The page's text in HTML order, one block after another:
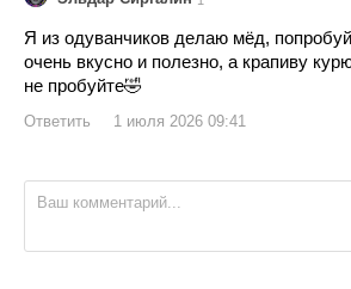
Я из одуванчиков делаю мёд,
очень вкусно и полезно, а крапиву
не пробуйте🤣
Ответить 1 июля 2026 09:41